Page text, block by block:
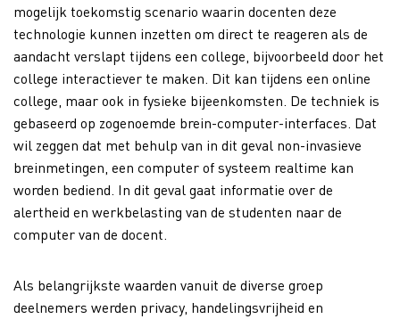
mogelijk toekomstig scenario waarin docenten deze
technologie kunnen inzetten om direct te reageren als de
aandacht verslapt tijdens een college, bijvoorbeeld door het
college interactiever te maken. Dit kan tijdens een online
college, maar ook in fysieke bijeenkomsten. De techniek is
gebaseerd op zogenoemde brein-computer-interfaces. Dat
wil zeggen dat met behulp van in dit geval non-invasieve
breinmetingen, een computer of systeem realtime kan
worden bediend. In dit geval gaat informatie over de
alertheid en werkbelasting van de studenten naar de
computer van de docent.
Als belangrijkste waarden vanuit de diverse groep
deelnemers werden privacy, handelingsvrijheid en